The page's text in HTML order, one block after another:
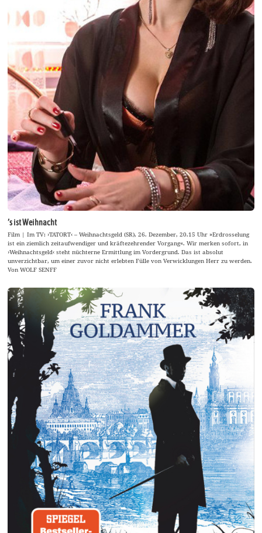
’s ist Weihnacht
Film | Im TV: ›TATORT‹ – Weihnachtsgeld (SR), 26. Dezember, 20.15 Uhr »Erdrosselung
ist ein ziemlich zeitaufwendiger und kräftezehrender Vorgang«. Wir merken sofort, in
›Weihnachtsgeld‹ steht nüchterne Ermittlung im Vordergrund. Das ist absolut
unverzichtbar, um einer zuvor nicht erlebten Fülle von Verwicklungen Herr zu werden.
Von WOLF SENFF